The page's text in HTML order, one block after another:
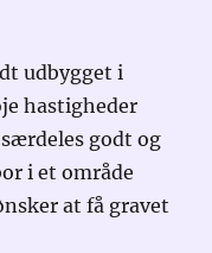
udbygget i
hastigheder
godt og
i et område
at få gravet